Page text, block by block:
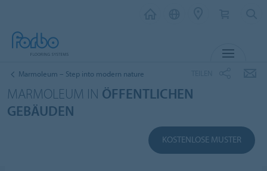
Marmoleum – Step into modern nature
MARMOLEUM IN ÖFFENTLICHEN
GEBÄUDEN
KOSTENLOSE MUSTER